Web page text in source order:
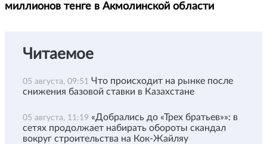
миллионов тенге в Акмолинской области
Читаемое
05 августа, 09:51 Что происходит на рынке после
снижения базовой ставки в Казахстане
05 августа, 11:19 «Добрались до «Трех братьев»»: в
сетях продолжает набирать обороты скандал
вокруг строительства на Кок-Жайляу